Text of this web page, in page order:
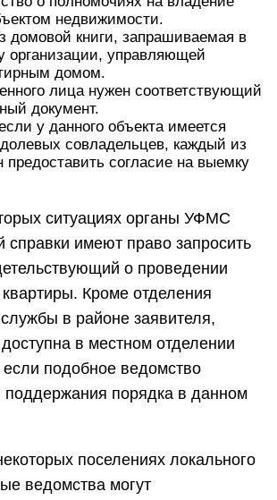
недвижимости.
домовой книги, запрашиваемая в
управляющей
домом.
лица нужен соответствующий
документ.
у данного объекта имеется
долевых совладельцев, каждый из
предоставить согласие на выемку
ситуациях органы УФМС
справки имеют право запросить
о проведении
Кроме отделения
в районе заявителя,
в местном отделении
подобное ведомство
поддержания порядка в данном
поселениях локального
ведомства могут